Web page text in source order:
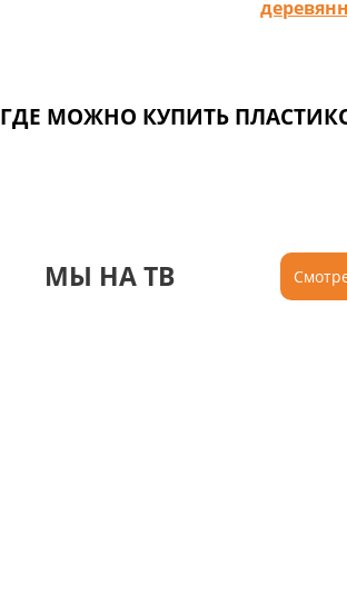
ГДЕ МОЖНО КУПИТЬ
МЫ НА ТВ